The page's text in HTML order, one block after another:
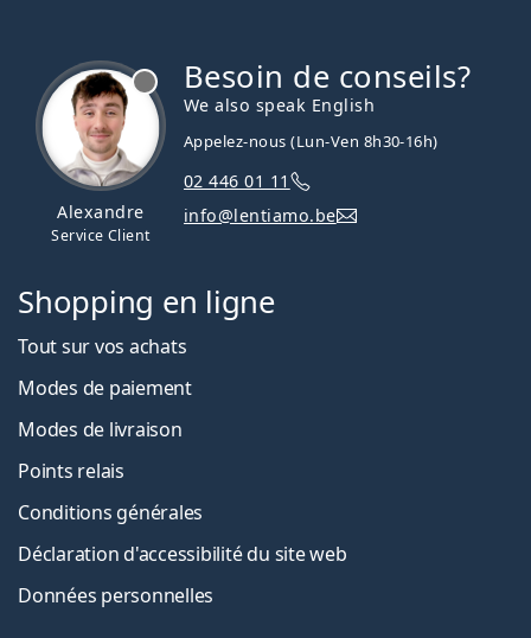
Alexandre
Service Client
Besoin de conseils?
We also speak English
Appelez-nous (Lun-Ven 8h30-16h)
02 446 01 11
info@lentiamo.be
Shopping en ligne
Tout sur vos achats
Modes de paiement
Modes de livraison
Points relais
Conditions générales
Déclaration d'accessibilité du site web
Données personnelles